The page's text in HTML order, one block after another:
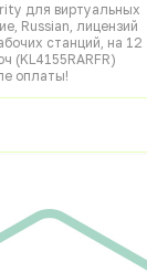
для виртуальных
Russian, лицензий
станций, на 12
(KL4155RARFR)
оплаты!